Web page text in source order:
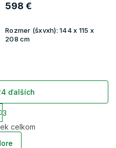
598 €
Rozmer (šxvxh): 144 x 115 x
208 cm
O
v
l
ďalších
S
t
r
á
n
3
celkom